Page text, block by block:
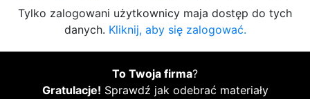
Tylko zalogowani użytkownicy maja dostęp do tych
danych. Kliknij, aby się zalogować.
To Twoja firma?
Gratulacje! Sprawdź jak odebrać materiały